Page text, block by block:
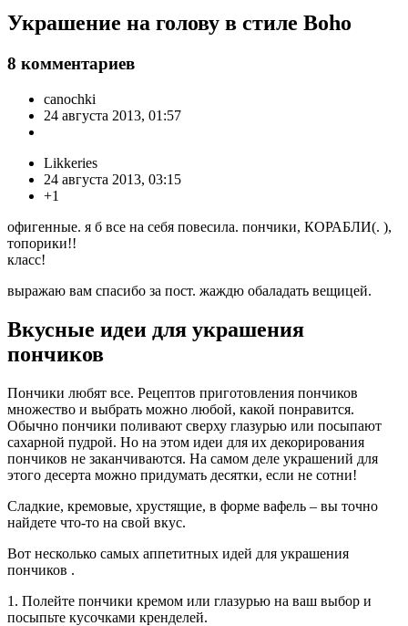
Украшение на голову в стиле Boho
8 комментариев
canochki
24 августа 2013, 01:57
Likkeries
24 августа 2013, 03:15
+1
офигенные. я б все на себя повесила. пончики, КОРАБЛИ(. ),
топорики!!
класс!
выражаю вам спасибо за пост. жаждю обаладать вещицей.
Вкусные идеи для украшения
пончиков
Пончики любят все. Рецептов приготовления пончиков
множество и выбрать можно любой, какой понравится.
Обычно пончики поливают сверху глазурью или посыпают
сахарной пудрой. Но на этом идеи для их декорирования
пончиков не заканчиваются. На самом деле украшений для
этого десерта можно придумать десятки, если не сотни!
Сладкие, кремовые, хрустящие, в форме вафель – вы точно
найдете что-то на свой вкус.
Вот несколько самых аппетитных идей для украшения
пончиков .
1. Полейте пончики кремом или глазурью на ваш выбор и
посыпьте кусочками кренделей.